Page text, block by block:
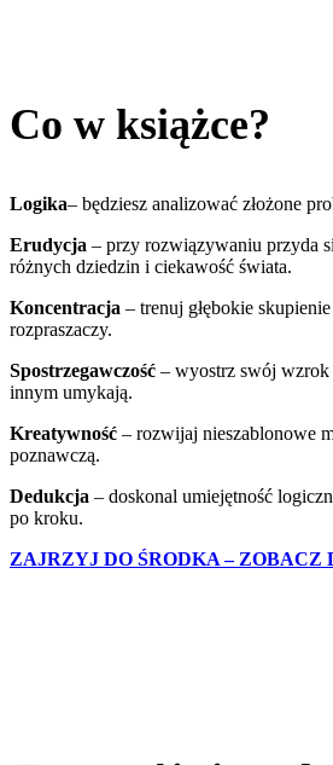
Co w książce?
Logika– będziesz analizować złożone
Erudycja – przy rozwiązywaniu przyda
różnych dziedzin i ciekawość świata.
Koncentracja – trenuj głębokie
rozpraszaczy.
Spostrzegawczość – wyostrz swój wzrok
innym umykają.
Kreatywność – rozwijaj nieszablonowe
poznawczą.
Dedukcja – doskonal umiejętność
po kroku.
ZAJRZYJ DO ŚRODKA – ZOBACZ